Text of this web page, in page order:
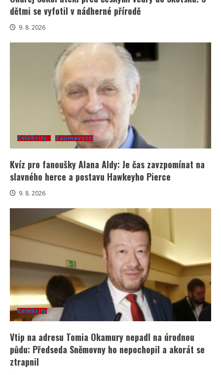
dětmi se vyfotil v nádherné přírodě
9. 8. 2026
Celebrity Zajímavosti
Kvíz pro fanoušky Alana Aldy: Je čas zavzpomínat na
slavného herce a postavu Hawkeyho Pierce
9. 8. 2026
Celebrity
Vtip na adresu Tomia Okamury nepadl na úrodnou
půdu: Předseda Sněmovny ho nepochopil a akorát se
ztrapnil